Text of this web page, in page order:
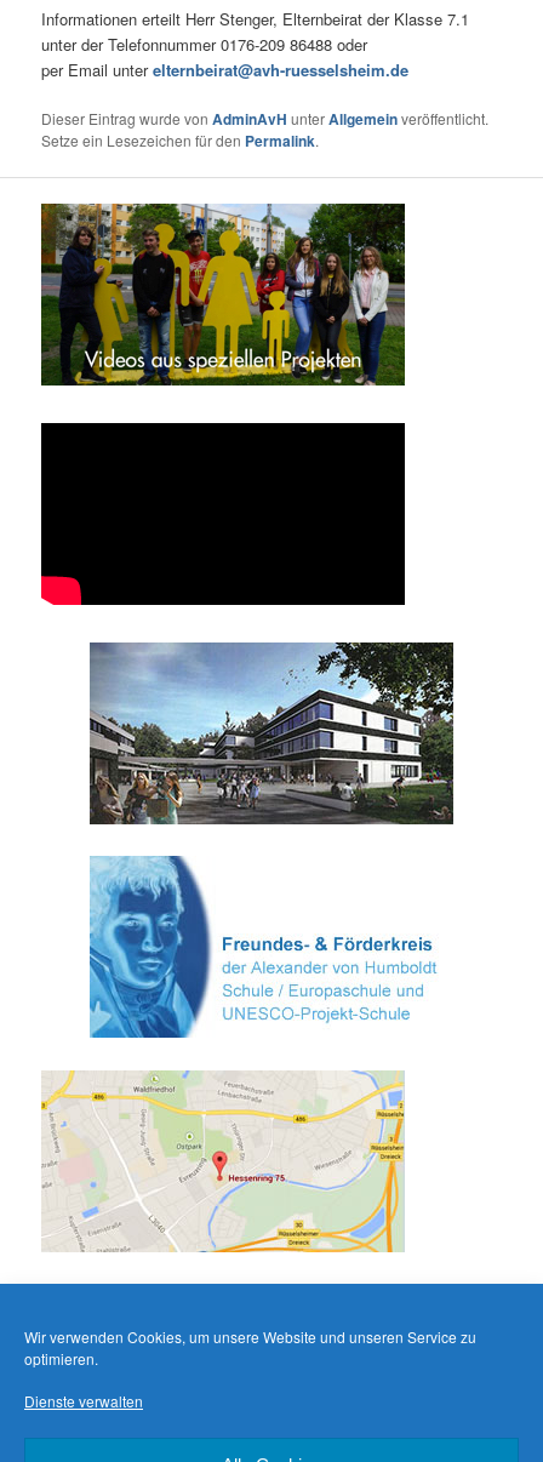
Wir verwenden Cookies, um unsere Website und unseren Service zu
optimieren.
Dienste verwalten
Informationen erteilt Herr Stenger, Elternbeirat der Klasse 7.1
unter der Telefonnummer 0176-209 86488 oder
per Email unterelternbeirat@avh-ruesselsheim.de
Dieser Eintrag wurde vonAdminAvH unterAllgemeinveröffentlicht.
Setze ein Lesezeichen für den Permalink.